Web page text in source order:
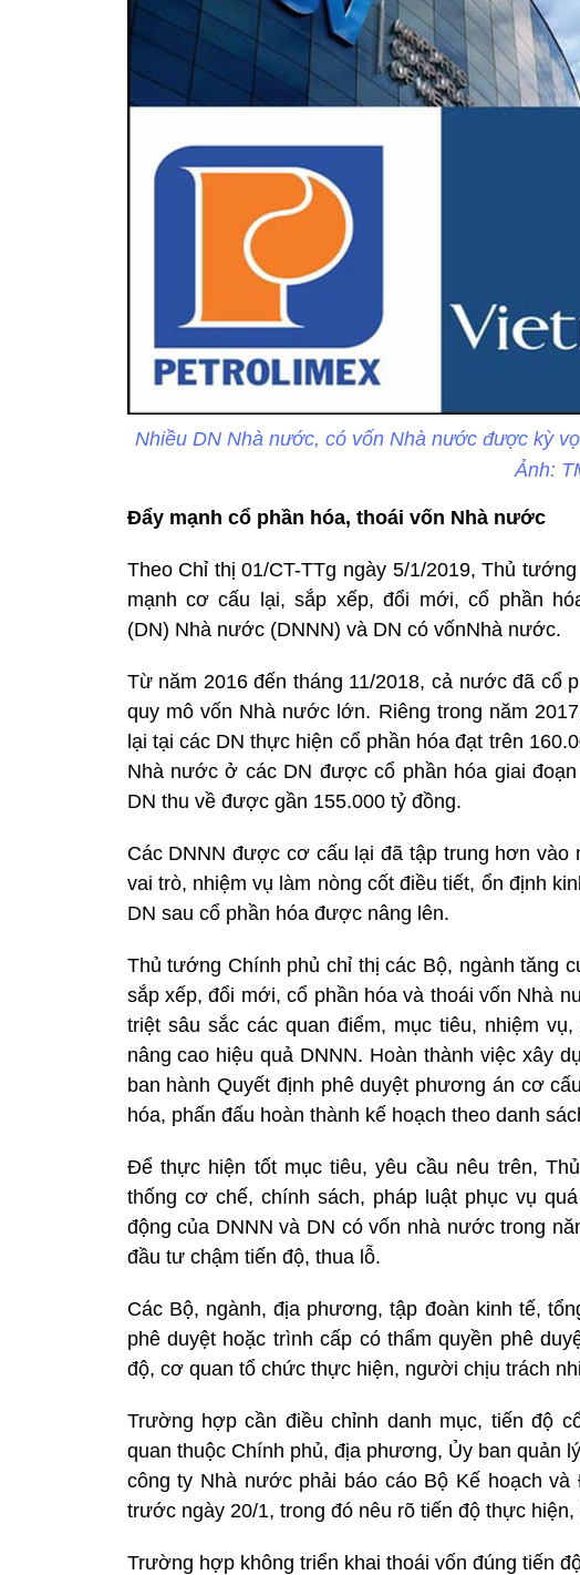
Nhiều DN Nhà nước, có vốn Nhà nước được kỳ
Ảnh:
Đẩy mạnh cổ phần hóa, thoái vốn Nhà nước
Theo Chỉ thị 01/CT-TTg ngày 5/1/2019, Thủ
mạnh cơ cấu lại, sắp xếp, đổi mới, cổ phần
(DN) Nhà nước (DNNN) và DN có vốnNhà nước.
Từ năm 2016 đến tháng 11/2018, cả nước đã cổ
quy mô vốn Nhà nước lớn. Riêng trong năm
lại tại các DN thực hiện cổ phần hóa đạt trên
Nhà nước ở các DN được cổ phần hóa giai
DN thu về được gần 155.000 tỷ đồng.
Các DNNN được cơ cấu lại đã tập trung hơn
vai trò, nhiệm vụ làm nòng cốt điều tiết, ổn định
DN sau cổ phần hóa được nâng lên.
Thủ tướng Chính phủ chỉ thị các Bộ, ngành tăng
sắp xếp, đổi mới, cổ phần hóa và thoái vốn Nhà
triệt sâu sắc các quan điểm, mục tiêu, nhiệm
nâng cao hiệu quả DNNN. Hoàn thành việc xây
ban hành Quyết định phê duyệt phương án cơ
hóa, phấn đấu hoàn thành kế hoạch theo danh
Để thực hiện tốt mục tiêu, yêu cầu nêu trên,
thống cơ chế, chính sách, pháp luật phục vụ
động của DNNN và DN có vốn nhà nước trong
đầu tư chậm tiến độ, thua lỗ.
Các Bộ, ngành, địa phương, tập đoàn kinh tế,
phê duyệt hoặc trình cấp có thẩm quyền phê
độ, cơ quan tổ chức thực hiện, người chịu trách
Trường hợp cần điều chỉnh danh mục, tiến độ
quan thuộc Chính phủ, địa phương, Ủy ban quản
công ty Nhà nước phải báo cáo Bộ Kế hoạch
trước ngày 20/1, trong đó nêu rõ tiến độ thực
Trường hợp không triển khai thoái vốn đúng tiến